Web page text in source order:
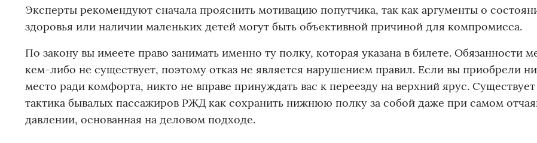
Эксперты рекомендуют сначала прояснить мотивацию попутчика, так как аргументы о
здоровья или наличии маленьких детей могут быть объективной причиной для компромисса.
По закону вы имеете право занимать именно ту полку, которая указана в билете. Обязанности
кем-либо не существует, поэтому отказ не является нарушением правил. Если вы приобрели
место ради комфорта, никто не вправе принуждать вас к переезду на верхний ярус. Существует
тактика бывалых пассажиров РЖД как сохранить нижнюю полку за собой даже при самом
давлении, основанная на деловом подходе.